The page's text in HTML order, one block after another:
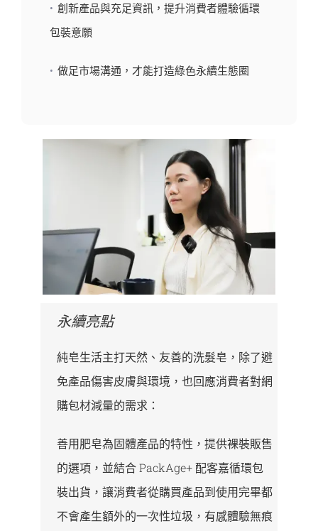
創新產品與充足資訊，提升消費者體驗循環
包裝意願
做足市場溝通，才能打造綠色永續生態圈
永續亮點
純皂生活主打天然、友善的洗髮皂，除了避
免產品傷害皮膚與環境，也回應消費者對網
購包材減量的需求：
善用肥皂為固體產品的特性，提供裸裝販售
的選項，並結合 PackAge+ 配客嘉循環包
裝出貨，讓消費者從購買產品到使用完畢都
不會產生額外的一次性垃圾，有感體驗無痕